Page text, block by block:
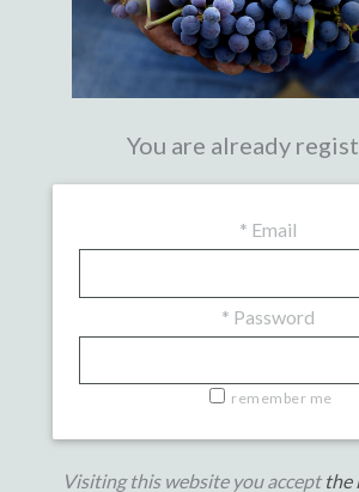
You are already
* Email
* Password
remember me
Visiting this website you accept the